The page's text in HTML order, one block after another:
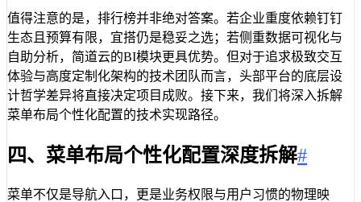
值得注意的是，排行榜并非绝对答案。若企业重度依赖钉钉
生态且预算有限，宜搭仍是稳妥之选；若侧重数据可视化与
自助分析，简道云的BI模块更具优势。但对于追求极致交互
体验与高度定制化架构的技术团队而言，头部平台的底层设
计哲学差异将直接决定项目成败。接下来，我们将深入拆解
菜单布局个性化配置的技术实现路径。
四、菜单布局个性化配置深度拆解#
菜单不仅是导航入口，更是业务权限与用户习惯的物理映